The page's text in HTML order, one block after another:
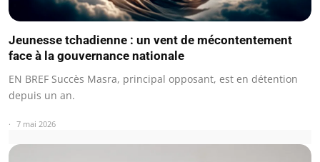
Jeunesse tchadienne : un vent de mécontentement
face à la gouvernance nationale
EN BREF Succès Masra, principal opposant, est en détention
depuis un an.
7 mai 2026